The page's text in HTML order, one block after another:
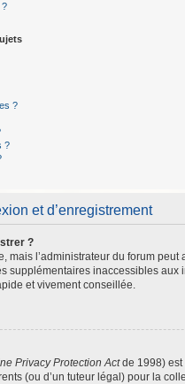
?
?
?
et d’enregistrement
?
mais l’administrateur du forum
supplémentaires inaccessibles aux
et vivement conseillée.
Privacy Protection Actde 1998) est
(ou d’un tuteur légal) pour la